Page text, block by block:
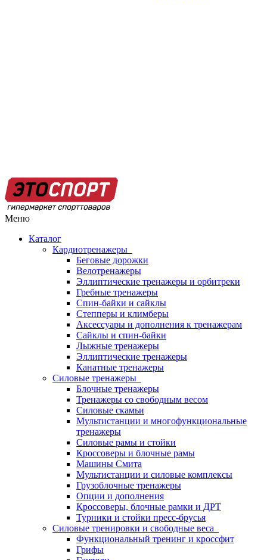
Меню
Каталог
Кардиотренажеры
Беговые дорожки
Велотренажеры
Эллиптические тренажеры и орбитреки
Гребные тренажеры
Спин-байки и сайклы
Степперы и климберы
Аксессуары и дополнения к тренажерам
Сайклы и спин-байки
Лыжные тренажеры
Эллиптические тренажеры
Канатные тренажеры
Силовые тренажеры
Блочные тренажеры
Тренажеры со свободным весом
Силовые скамьи
Мультистанции и многофункциональные
тренажеры
Силовые рамы и стойки
Кроссоверы и блочные рамы
Машины Смита
Мультистанции и силовые комплексы
Грузоблочные тренажеры
Опции и дополнения
Кроссоверы, блочные рамки и ДРТ
Турники и стойки пресс-брусья
Силовые тренировки и свободные веса
Функциональный тренинг и кроссфит
Грифы